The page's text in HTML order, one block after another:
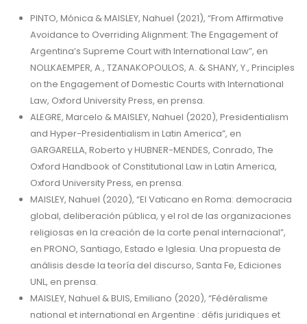
PINTO, Mónica & MAISLEY, Nahuel (2021), “From Affirmative
Avoidance to Overriding Alignment: The Engagement of
Argentina’s Supreme Court with International Law”, en
NOLLKAEMPER, A., TZANAKOPOULOS, A. & SHANY, Y., Principles
on the Engagement of Domestic Courts with International
Law, Oxford University Press, en prensa.
ALEGRE, Marcelo & MAISLEY, Nahuel (2020), Presidentialism
and Hyper-Presidentialism in Latin America”, en
GARGARELLA, Roberto y HUBNER-MENDES, Conrado, The
Oxford Handbook of Constitutional Law in Latin America,
Oxford University Press, en prensa.
MAISLEY, Nahuel (2020), “El Vaticano en Roma: democracia
global, deliberación pública, y el rol de las organizaciones
religiosas en la creación de la corte penal internacional”,
en PRONO, Santiago, Estado e Iglesia. Una propuesta de
análisis desde la teoría del discurso, Santa Fe, Ediciones
UNL, en prensa.
MAISLEY, Nahuel & BUIS, Emiliano (2020), “Fédéralisme
national et international en Argentine : défis juridiques et